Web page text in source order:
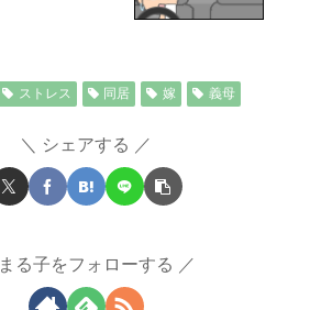
ストレス 同居 嫁 義母
シェアする
まる子をフォローする